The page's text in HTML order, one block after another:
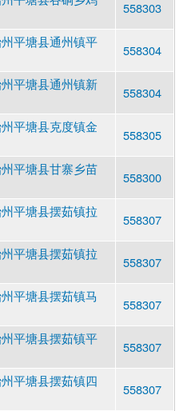
558303
平塘县通州镇平
558304
平塘县通州镇新
558304
平塘县克度镇金
558305
平塘县甘寨乡苗
558300
平塘县摆茹镇拉
558307
平塘县摆茹镇拉
558307
平塘县摆茹镇马
558307
平塘县摆茹镇平
558307
平塘县摆茹镇四
558307